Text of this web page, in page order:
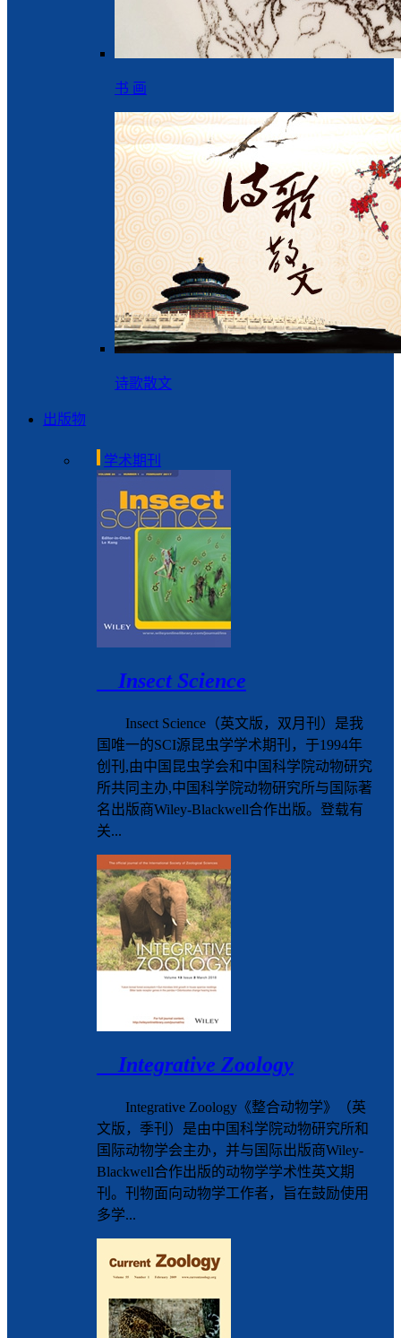
书 画
诗歌散文
出版物
学术期刊
Insect Science
Insect Science（英文版，双月刊）是我
国唯一的SCI源昆虫学学术期刊，于1994年
创刊,由中国昆虫学会和中国科学院动物研究
所共同主办,中国科学院动物研究所与国际著
名出版商Wiley-Blackwell合作出版。登载有
关...
Integrative Zoology
Integrative Zoology《整合动物学》（英
文版，季刊）是由中国科学院动物研究所和
国际动物学会主办，并与国际出版商Wiley-
Blackwell合作出版的动物学学术性英文期
刊。刊物面向动物学工作者，旨在鼓励使用
多学...